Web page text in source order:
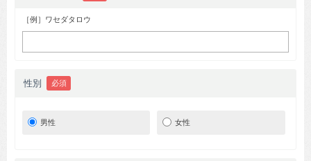
［例］ワセダタロウ
性別 必須
男性 女性